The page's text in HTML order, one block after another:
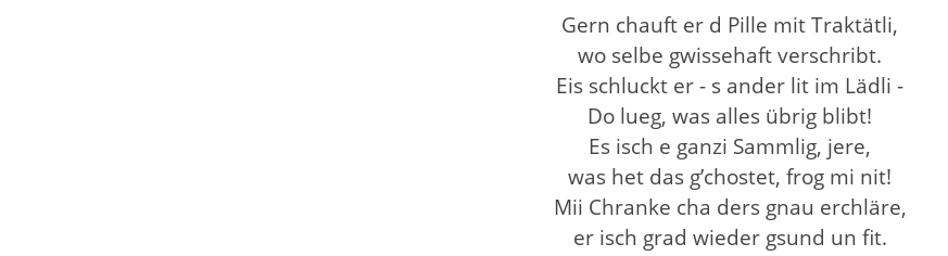
Gern chauft er d Pille mit Traktätli,
wo selbe gwissehaft verschribt.
Eis schluckt er - s ander lit im Lädli -
Do lueg, was alles übrig blibt!
Es isch e ganzi Sammlig, jere,
was het das g’chostet, frog mi nit!
Mii Chranke cha ders gnau erchläre,
er isch grad wieder gsund un fit.